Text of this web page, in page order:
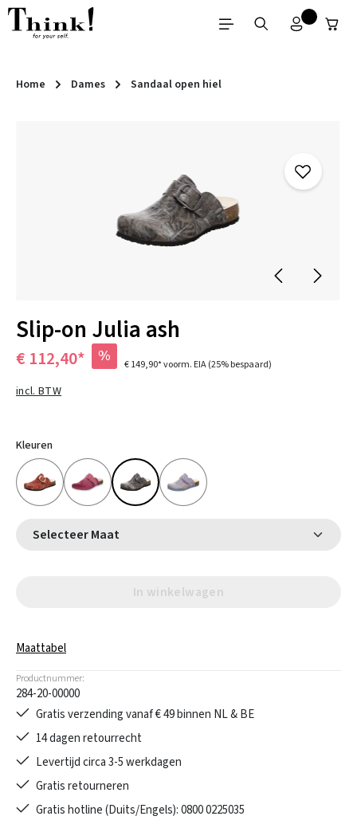
Ga naar de hoofdinhoud
Home Dames Sandaal open hiel
Slip-on Julia ash
€ 112,40* % € 149,90*voorm. EIA(25% bespaard)
incl. BTW
Kleuren
Selecteer Maat
In winkelwagen
Maattabel
Productnummer:
284-20-00000
Gratis verzending vanaf € 49 binnen NL & BE
14 dagen retourrecht
Levertijd circa 3-5 werkdagen
Gratis retourneren
Gratis hotline (Duits/Engels): 0800 0225035